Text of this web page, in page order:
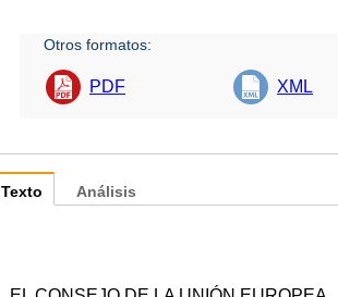
Otros formatos:
PDF XML
Texto Análisis